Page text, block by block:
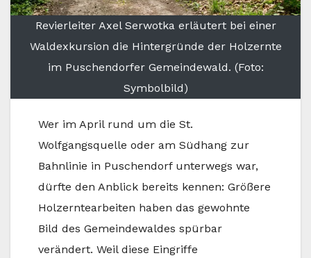
Revierleiter Axel Serwotka erläutert bei einer
Waldexkursion die Hintergründe der Holzernte
im Puschendorfer Gemeindewald. (Foto:
Symbolbild)
Wer im April rund um die St.
Wolfgangsquelle oder am Südhang zur
Bahnlinie in Puschendorf unterwegs war,
dürfte den Anblick bereits kennen: Größere
Holzerntearbeiten haben das gewohnte
Bild des Gemeindewaldes spürbar
verändert. Weil diese Eingriffe